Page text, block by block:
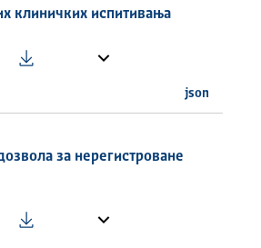
клиничких испитивања
json
за нерегистроване